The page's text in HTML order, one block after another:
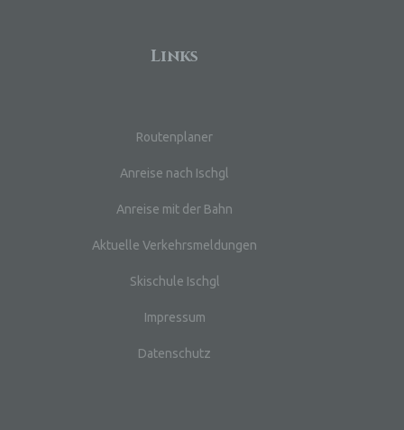
Links
Routenplaner
Anreise nach Ischgl
Anreise mit der Bahn
Aktuelle Verkehrsmeldungen
Skischule Ischgl
Impressum
Datenschutz